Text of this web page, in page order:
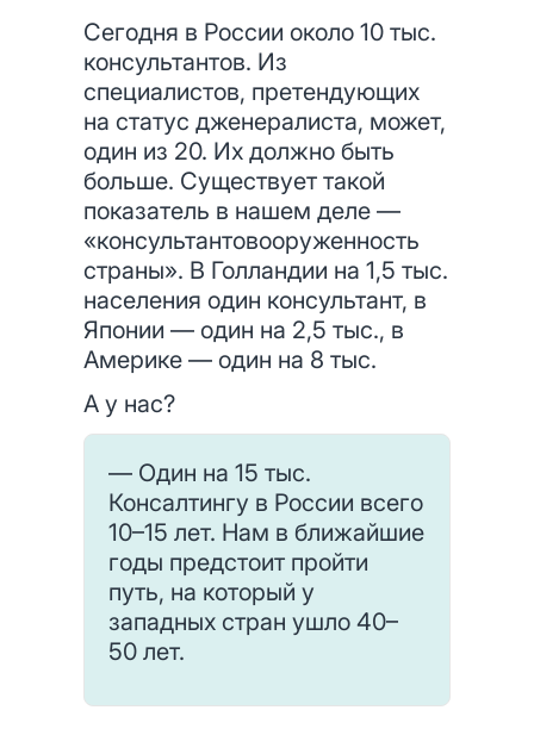
Сегодня в России около 10 тыс.
консультантов. Из
специалистов, претендующих
на статус дженералиста, может,
один из 20. Их должно быть
больше. Существует такой
показатель в нашем деле —
«консультантовооруженность
страны». В Голландии на 1,5 тыс.
населения один консультант, в
Японии — один на 2,5 тыс., в
Америке — один на 8 тыс.
А у нас?
— Один на 15 тыс.
Консалтингу в России всего
10–15 лет. Нам в ближайшие
годы предстоит пройти
путь, на который у
западных стран ушло 40–
50 лет.